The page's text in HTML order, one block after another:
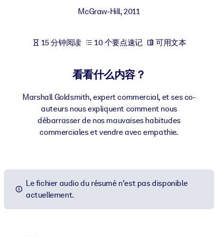
利用可靠、结构化的知识为您的人工智能系统提供动力，以改善输
McGraw-Hill,2011
15 分钟阅读 10 个要点速记 可用文本
看看什么内容？
Marshall Goldsmith, expert commercial, et ses co-
auteurs nous expliquent comment nous
débarrasser de nos mauvaises habitudes
commerciales et vendre avec empathie.
Le fichier audio du résumé n'est pas disponible
actuellement.